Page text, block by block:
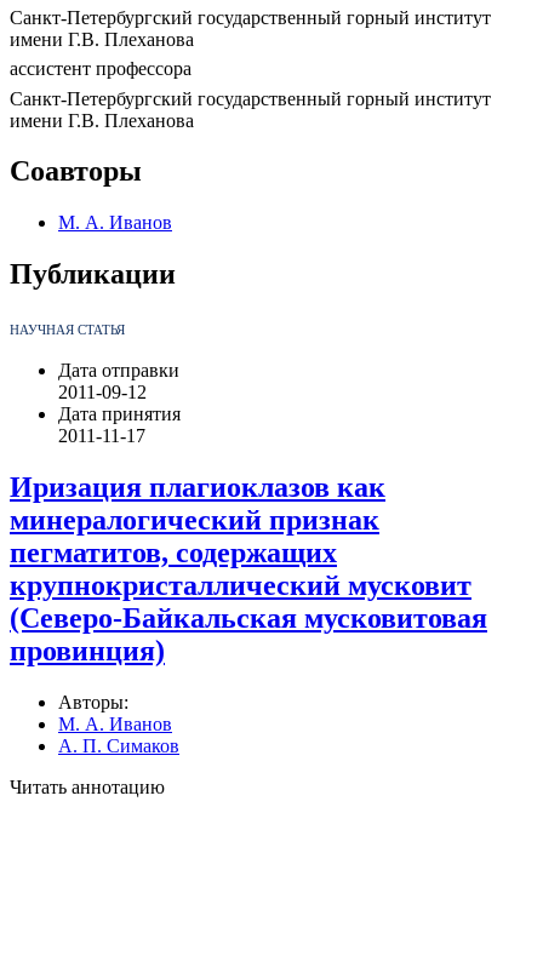
Санкт-Петербургский государственный горный институт
имени Г.В. Плеханова
aссистент профессора
Санкт-Петербургский государственный горный институт
имени Г.В. Плеханова
Соавторы
М. А. Иванов
Публикации
НАУЧНАЯ СТАТЬЯ
Дата отправки
2011-09-12
Дата принятия
2011-11-17
Иризация плагиоклазов как
минералогический признак
пегматитов, содержащих
крупнокристаллический мусковит
(Северо-Байкальская мусковитовая
провинция)
Авторы:
М. А. Иванов
А. П. Симаков
Читать аннотацию